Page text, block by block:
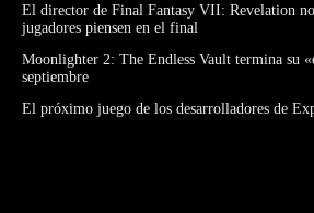
El director de Final Fantasy VII: Revelation
jugadores piensen en el final
Moonlighter 2: The Endless Vault termina su
septiembre
El próximo juego de los desarrolladores de